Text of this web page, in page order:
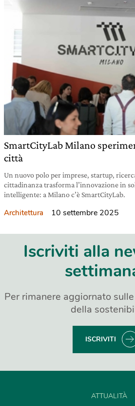
SmartCityLab Milano
città
Un nuovo polo per imprese, startup,
cittadinanza trasforma l’innovazione in
intelligente: a Milano c’è SmartCityLab.
Architettura 10 settembre 2025
Iscriviti alla
Per rimanere aggiornato
della
ISCRIVITI
ATTUALITÀ